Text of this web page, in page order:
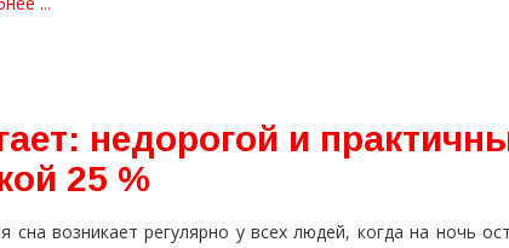
недорогой и
25 %
сна возникает регулярно у всех людей, когда на ночь